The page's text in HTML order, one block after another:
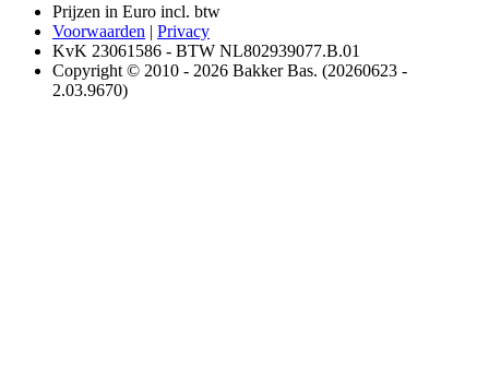
Prijzen in Euro incl. btw
Voorwaarden | Privacy
KvK 23061586 - BTW NL802939077.B.01
Copyright © 2010 - 2026 Bakker Bas. (20260623 -
2.03.9670)